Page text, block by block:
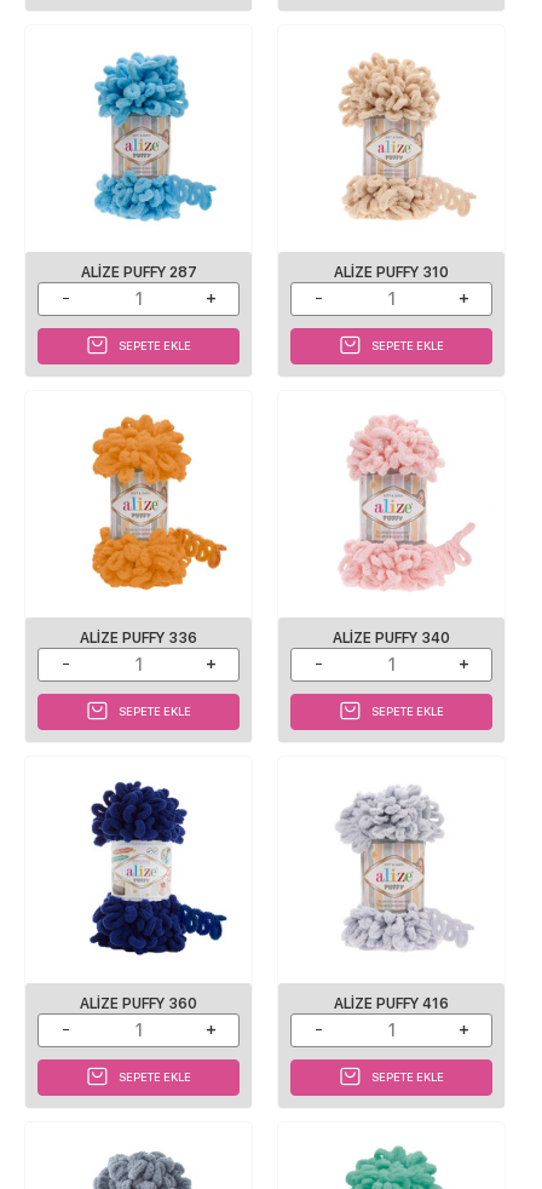
ALIZE PUFFY 287
SEPETE EKLE
ALIZE PUFFY 310
SEPETE EKLE
ALIZE PUFFY 336
SEPETE EKLE
ALIZE PUFFY 340
SEPETE EKLE
ALIZE PUFFY 360
SEPETE EKLE
ALIZE PUFFY 416
SEPETE EKLE